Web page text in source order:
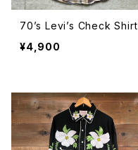
70’s Levi’s Check Shirt
¥4,900